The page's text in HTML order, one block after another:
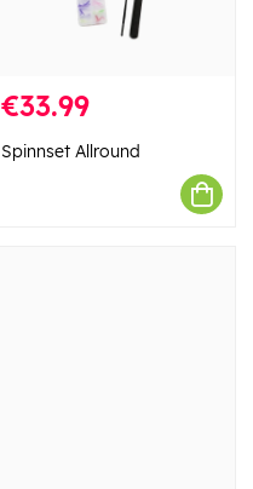
€33.99
Spinnset Allround